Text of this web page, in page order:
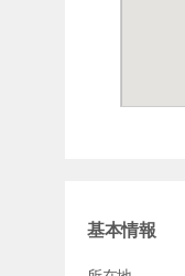
基本情報